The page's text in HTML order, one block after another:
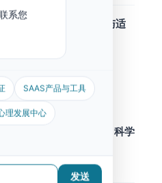
干预：效果数据、费用与适
列玩具就是孤独症吗？科学
预”还是“接纳”
系您
SAAS产品与工具
理发展中心
发送